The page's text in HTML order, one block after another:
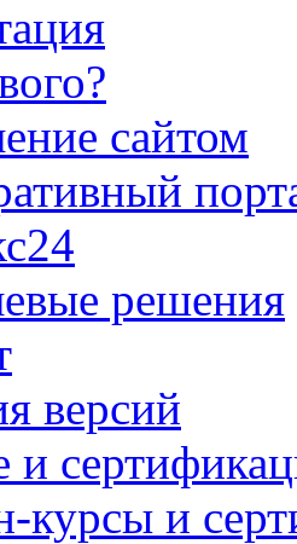
сайтом
решения
версий
и
курсы и